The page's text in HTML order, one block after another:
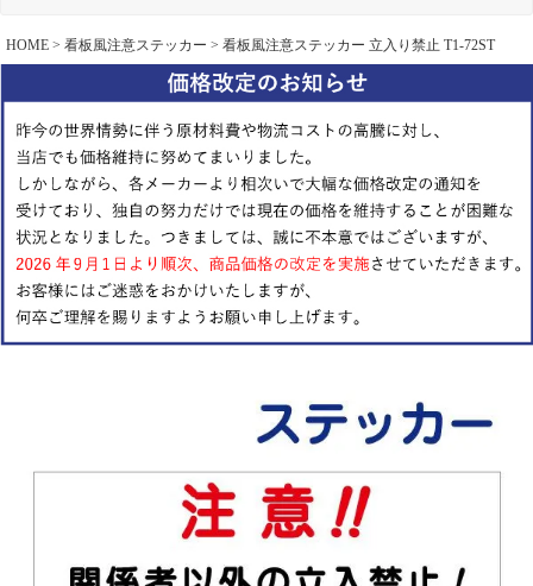
HOME 看板風注意ステッカー 看板風注意ステッカー 立入り禁止 T1-72ST